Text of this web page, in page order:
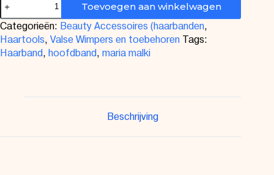
Toevoegen aan winkelwagen
Categorieën: Beauty Accessoires (haarbanden,
Haartools, Valse Wimpers en toebehoren Tags:
Haarband, hoofdband, maria malki
Beschrijving